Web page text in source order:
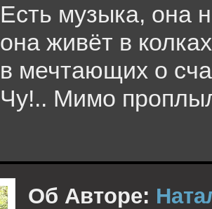
Есть музыка, она
она живëт в
в мечтающих о
Чу!.. Мимо
Об Авторе: